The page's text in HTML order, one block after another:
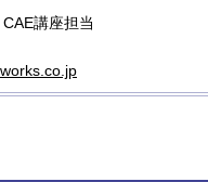
講座担当